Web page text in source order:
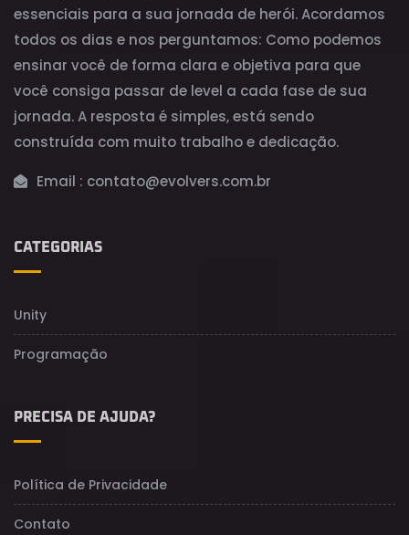
essenciais para a sua jornada de herói. Acordamos
todos os dias e nos perguntamos: Como podemos
ensinar você de forma clara e objetiva para que
você consiga passar de level a cada fase de sua
jornada. A resposta é simples, está sendo
construída com muito trabalho e dedicação.
Email : contato@evolvers.com.br
CATEGORIAS
Unity
Programação
PRECISA DE AJUDA?
Política de Privacidade
Contato